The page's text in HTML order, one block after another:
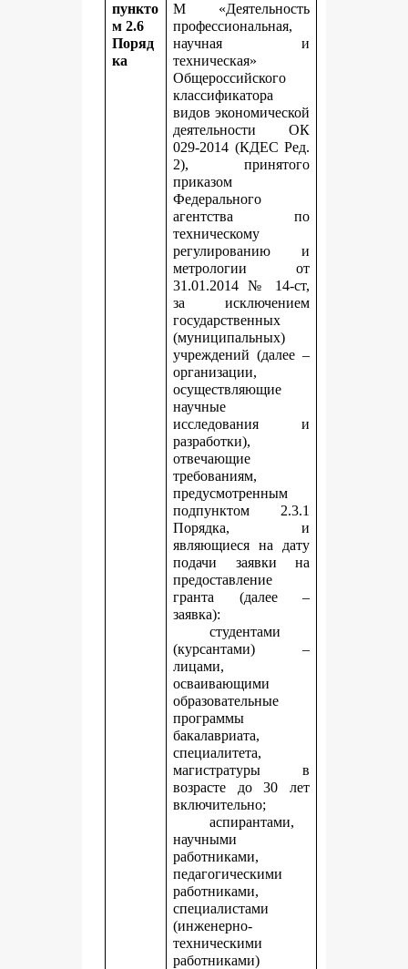
пункто
м 2.6
Поряд
ка
M «Деятельность
профессиональная,
научная и
техническая»
Общероссийского
классификатора
видов экономической
деятельности ОК
029-2014 (КДЕС Ред.
2), принятого
приказом
Федерального
агентства по
техническому
регулированию и
метрологии от
31.01.2014 № 14-ст,
за исключением
государственных
(муниципальных)
учреждений (далее –
организации,
осуществляющие
научные
исследования и
разработки),
отвечающие
требованиям,
предусмотренным
подпунктом 2.3.1
Порядка, и
являющиеся на дату
подачи заявки на
предоставление
гранта (далее –
заявка):
студентами
(курсантами) –
лицами,
осваивающими
образовательные
программы
бакалавриата,
специалитета,
магистратуры в
возрасте до 30 лет
включительно;
аспирантами,
научными
работниками,
педагогическими
работниками,
специалистами
(инженерно-
техническими
работниками)